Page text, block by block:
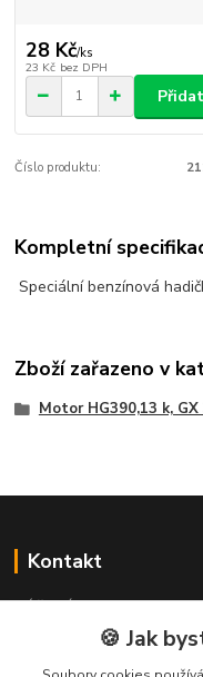
28 Kč/ks
23 Kč bez DPH
Číslo produktu:
Kompletní
Speciální benzínová
Zboží zařazeno v
Motor HG390,13 k,
Kontakt
🍪 Jak